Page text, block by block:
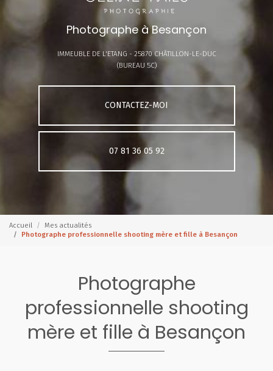
Photographe à Besançon
IMMEUBLE DE L'ETANG - 25870 CHÂTILLON-LE-DUC
(BUREAU 5C)
CONTACTEZ-MOI
07 81 36 05 92
Accueil
Mes actualités
Photographe professionnelle shooting mère et fille à Besançon
Photographe
professionnelle shooting
mère et fille à Besançon